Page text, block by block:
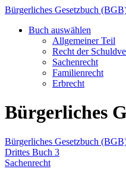
Bürgerliches Gesetzbuch
Buch auswählen
Allgemeiner Teil
Recht der
Sachenrecht
Familienrecht
Erbrecht
Bürgerliches
Bürgerliches Gesetzbuch
Drittes Buch 3
Sachenrecht